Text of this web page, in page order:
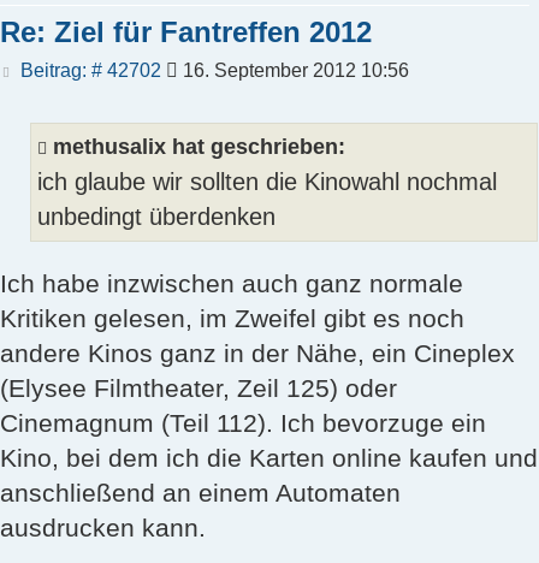
Re: Ziel für Fantreffen 2012
Beitrag: # 42702Beitrag
16. September 2012 10:56
methusalix hat geschrieben:
ich glaube wir sollten die Kinowahl nochmal
unbedingt überdenken
Ich habe inzwischen auch ganz normale
Kritiken gelesen, im Zweifel gibt es noch
andere Kinos ganz in der Nähe, ein Cineplex
(Elysee Filmtheater, Zeil 125) oder
Cinemagnum (Teil 112). Ich bevorzuge ein
Kino, bei dem ich die Karten online kaufen und
anschließend an einem Automaten
ausdrucken kann.